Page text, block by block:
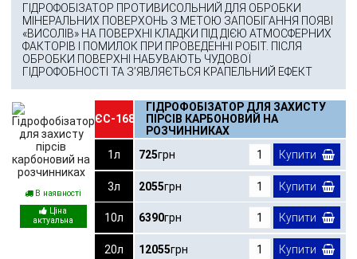
ГІДРОФОБІЗАТОР ПРОТИВИСОЛЬНИЙ ДЛЯ ОБРОБКИ
МІНЕРАЛЬНИХ ПОВЕРХОНЬ З МЕТОЮ ЗАПОБІГАННЯ ПОЯВІ
«ВИСОЛІВ» НА ПОВЕРХНІ КЛАДКИ ПІД ДІЄЮ АТМОСФЕРНИХ
ФАКТОРІВ І ПОМИЛОК ПРИ ПРОВЕДЕННІ РОБІТ. ПІСЛЯ
ОБРОБКИ ПОВЕРХНІ НАБУВАЮТЬ ЧУДОВОЇ
ГІДРОФОБНОСТІ ТА З’ЯВЛЯЄТЬСЯ КРАПЕЛЬНИЙ ЕФЕКТ
В наявності
ЄС-168
ГІДРОФОБІЗАТОР ДЛЯ ЗАХИСТУ
ПІРСІВ КАРБОНОВИЙ НА
РОЗЧИННИКАХ
1л
725грн Купити
3л 2055грн Купити
10л 6390грн Купити
20л 12055грн Купити